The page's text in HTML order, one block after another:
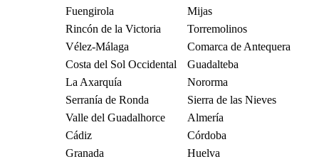
Fuengirola
Mijas
Rincón de la Victoria
Torremolinos
Vélez-Málaga
Comarca de Antequera
Costa del Sol Occidental
Guadalteba
La Axarquía
Nororma
Serranía de Ronda
Sierra de las Nieves
Valle del Guadalhorce
Almería
Cádiz
Córdoba
Granada
Huelva